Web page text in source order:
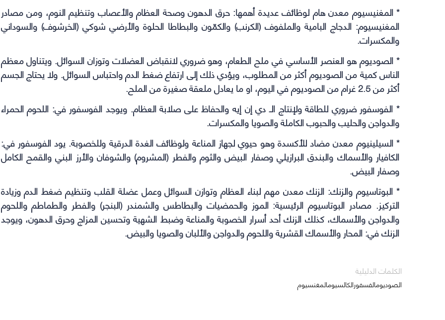
* المغنيسيوم معدن هام لوظائف عديدة أهمها: حرق الدهون وصحة العظام والأعصاب وتنظيم النوم، ومن مصادر
المغنيسيوم: الدجاج البامية والملفوف (الكرنب) والكمّون والبطاطا الحلوة والأرضي شوكي (الخرشوف) والسوداني
والمكسرات.
* الصوديوم هو العنصر الأساسي في ملح الطعام، وهو ضروري لانقباض العضلات وتوزان السوائل. ويتناول معظم
الناس كمية من الصوديوم أكثر من المطلوب، ويؤدي ذلك إلى ارتفاع ضغط الدم واحتباس السوائل. ولا يحتاج الجسم
أكثر من 2.5 غرام من الصوديوم في اليوم، او ما يعادل ملعقة صغيرة من الملح.
* الفوسفور ضروري للطاقة ولإنتاج الـ دي إن إيه والحفاظ على صلابة العظام. ويوجد الفوسفور في: اللحوم الحمراء
والدواجن والحليب والحبوب الكاملة والصويا والمكسرات.
* السيلينيوم معدن مضاد للأكسدة وهو حيوي لجهاز المناعة ولوظائف الغدة الدرقية وللخصوبة. يود الفوسفور في:
الكافيار والأسماك والبندق البرازيلي وصفار البيض والثوم والفطر (المشروم) والشوفان والأرز البني والقمح الكامل
وصفار البيض.
* البوتاسيوم والزنك: الزنك معدن مهم لبناء العظام وتوازن السوائل وعمل عضلة القلب وتنظيم ضغط الدم وزيادة
التركيز. مصادر البوتاسيوم الرئيسية: الموز والحمضيات والبطاطس والشمندر (البنجر) والفطر والطماطم واللحوم
والدواجن والأسماك، كذلك الزنك أحد أسرار الخصوبة والمناعة وضبط الشهية وتحسين المزاج وحرق الدهون، ويوجد
الزنك في: المحار والأسماك القشرية واللحوم والدواجن والألبان والصويا والبيض.
الكلمات الدليلية
الصوديومالفسفورالكالسيومالمغنسيوم